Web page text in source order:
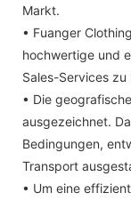
Markt.
• Fuanger
hochwertige und
Sales-Services zu
• Die
ausgezeichnet.
Bedingungen,
Transport
• Um eine